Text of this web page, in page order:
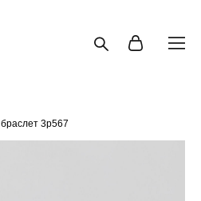
браслет 3p567